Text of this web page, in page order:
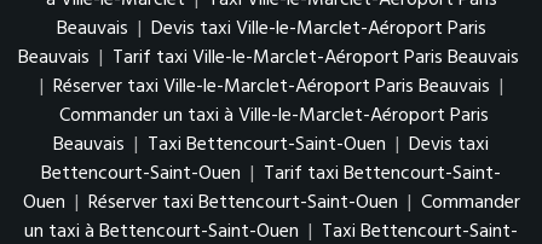
Beauvais | Devis taxi Ville-le-Marclet-Aéroport Paris
Beauvais | Tarif taxi Ville-le-Marclet-Aéroport Paris Beauvais
| Réserver taxi Ville-le-Marclet-Aéroport Paris Beauvais |
Commander un taxi à Ville-le-Marclet-Aéroport Paris
Beauvais | Taxi Bettencourt-Saint-Ouen | Devis taxi
Bettencourt-Saint-Ouen | Tarif taxi Bettencourt-Saint-
Ouen | Réserver taxi Bettencourt-Saint-Ouen | Commander
un taxi à Bettencourt-Saint-Ouen | Taxi Bettencourt-Saint-